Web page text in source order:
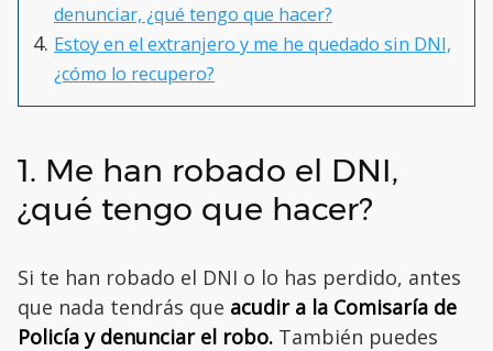
denunciar, ¿qué tengo que hacer?
Estoy en el extranjero y me he quedado sin DNI,
¿cómo lo recupero?
1. Me han robado el DNI,
¿qué tengo que hacer?
Si te han robado el DNI o lo has perdido, antes
que nada tendrás que acudir a la Comisaría de
Policía y denunciar el robo. También puedes